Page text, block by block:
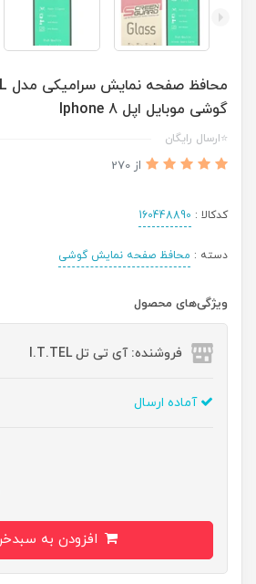
گوشی موبایل اپل Iphone 8
⭐ارسال رایگان
از 270
کدکالا : 160448890
دسته : محافظ صفحه نمایش گوشی
ویژگی‌های محصول
فروشنده: آی تی تل I.T.TEL
آماده ارسال